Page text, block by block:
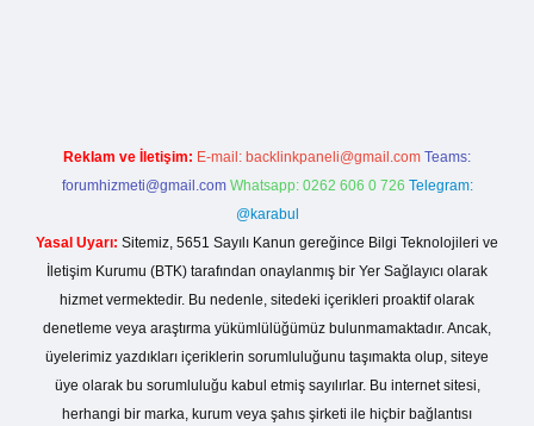
Reklam ve İletişim: E-mail: backlinkpaneli@gmail.com Teams:
forumhizmeti@gmail.com Whatsapp: 0262 606 0 726 Telegram:
@karabul
Yasal Uyarı: Sitemiz, 5651 Sayılı Kanun gereğince Bilgi Teknolojileri ve
İletişim Kurumu (BTK) tarafından onaylanmış bir Yer Sağlayıcı olarak
hizmet vermektedir. Bu nedenle, sitedeki içerikleri proaktif olarak
denetleme veya araştırma yükümlülüğümüz bulunmamaktadır. Ancak,
üyelerimiz yazdıkları içeriklerin sorumluluğunu taşımakta olup, siteye
üye olarak bu sorumluluğu kabul etmiş sayılırlar. Bu internet sitesi,
herhangi bir marka, kurum veya şahıs şirketi ile hiçbir bağlantısı